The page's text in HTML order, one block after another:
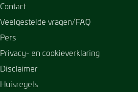
Contact
Veelgestelde vragen/FAQ
Pers
Privacy- en cookieverklaring
Disclaimer
Huisregels